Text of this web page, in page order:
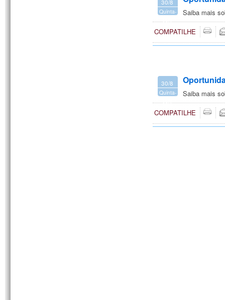
30/8
Quinta-
feira
Saiba mais
COMPATILHE
30/8
Quinta-
feira
Saiba mais
COMPATILHE